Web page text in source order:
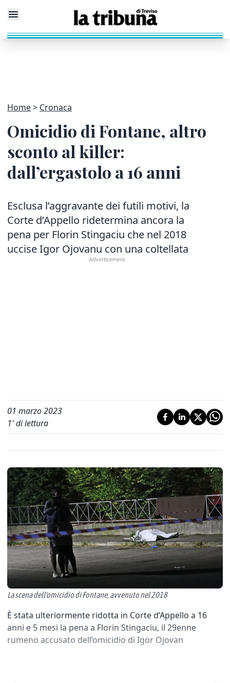
Home Cronaca
Omicidio di Fontane, altro
sconto al killer:
dall’ergastolo a 16 anni
Esclusa l’aggravante dei futili motivi, la
Corte d’Appello ridetermina ancora la
pena per Florin Stingaciu che nel 2018
uccise Igor Ojovanu con una coltellata
01 marzo 2023
1' di lettura
La scena dell'omicidio di Fontane, avvenuto nel 2018
È stata ulteriormente ridotta in Corte d’Appello a 16
anni e 5 mesi la pena a Florin Stingaciu, il 29enne
rumeno accusato dell’omicidio di Igor Ojovan